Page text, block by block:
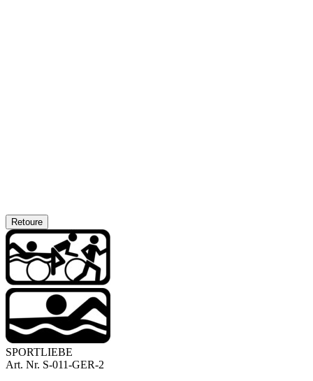
Retoure
SPORTLIEBE
Art. Nr. S-011-GER-2